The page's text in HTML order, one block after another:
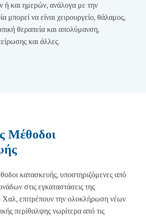
ή και ημερών, ανάλογα με την
μπορεί να είναι χειρουργείο, θάλαμος,
θεραπεία και απολύμανση,
και άλλες.
Μέθοδοι
κατασκευής, υποστηριζόμενες από
στις εγκαταστάσεις της
επιτρέπουν την ολοκλήρωση νέων
περίθαλψης νωρίτερα από τις